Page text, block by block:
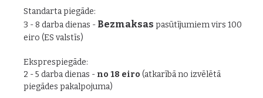
Standarta piegāde:
3 - 8 darba dienas - Bezmaksas pasūtījumiem virs 100
eiro (ES valstīs)
Eksprespiegāde:
2 - 5 darba dienas - no 18 eiro (atkarībā no izvēlētā
piegādes pakalpojuma)